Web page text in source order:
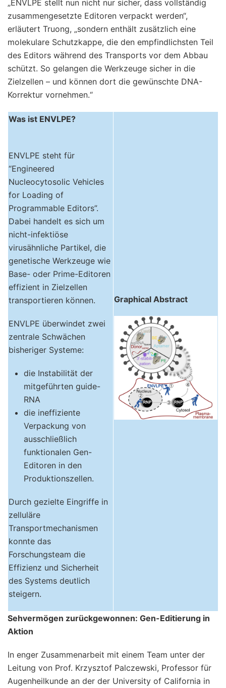
„ENVLPE stellt nun nicht nur sicher, dass vollständig
zusammengesetzte Editoren verpackt werden“,
erläutert Truong, „sondern enthält zusätzlich eine
molekulare Schutzkappe, die den empfindlichsten Teil
des Editors während des Transports vor dem Abbau
schützt. So gelangen die Werkzeuge sicher in die
Zielzellen – und können dort die gewünschte DNA-
Korrektur vornehmen.“
Was ist ENVLPE?
ENVLPE steht für
“Engineered
Nucleocytosolic Vehicles
for Loading of
Programmable Editors”.
Dabei handelt es sich um
nicht-infektiöse
virusähnliche Partikel, die
genetische Werkzeuge wie
Base- oder Prime-Editoren
effizient in Zielzellen
transportieren können.
ENVLPE überwindet zwei
zentrale Schwächen
bisheriger Systeme:
die Instabilität der
mitgeführten guide-
RNA
die ineffiziente
Verpackung von
ausschließlich
funktionalen Gen-
Editoren in den
Produktionszellen.
Durch gezielte Eingriffe in
zelluläre
Transportmechanismen
konnte das
Forschungsteam die
Effizienz und Sicherheit
des Systems deutlich
steigern.
Graphical Abstract
Sehvermögen zurückgewonnen: Gen-Editierung in
Aktion
In enger Zusammenarbeit mit einem Team unter der
Leitung von Prof. Krzysztof Palczewski, Professor für
Augenheilkunde an der der University of California in